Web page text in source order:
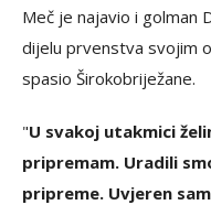
Meč je najavio i golman
dijelu prvenstva svojim
spasio Širokobriježane.
"U svakoj utakmici
pripremam. Uradili
pripreme. Uvjeren